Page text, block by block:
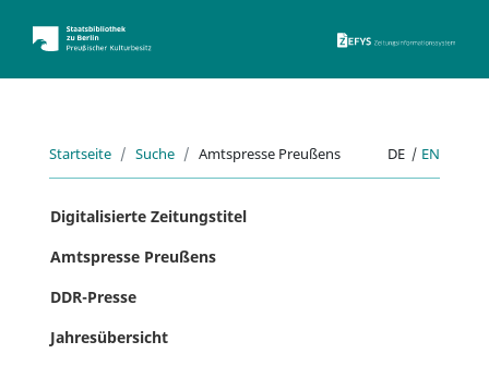
Startseite Suche Amtspresse Preußens DE | EN
Digitalisierte Zeitungstitel
Amtspresse Preußens
DDR-Presse
Jahresübersicht